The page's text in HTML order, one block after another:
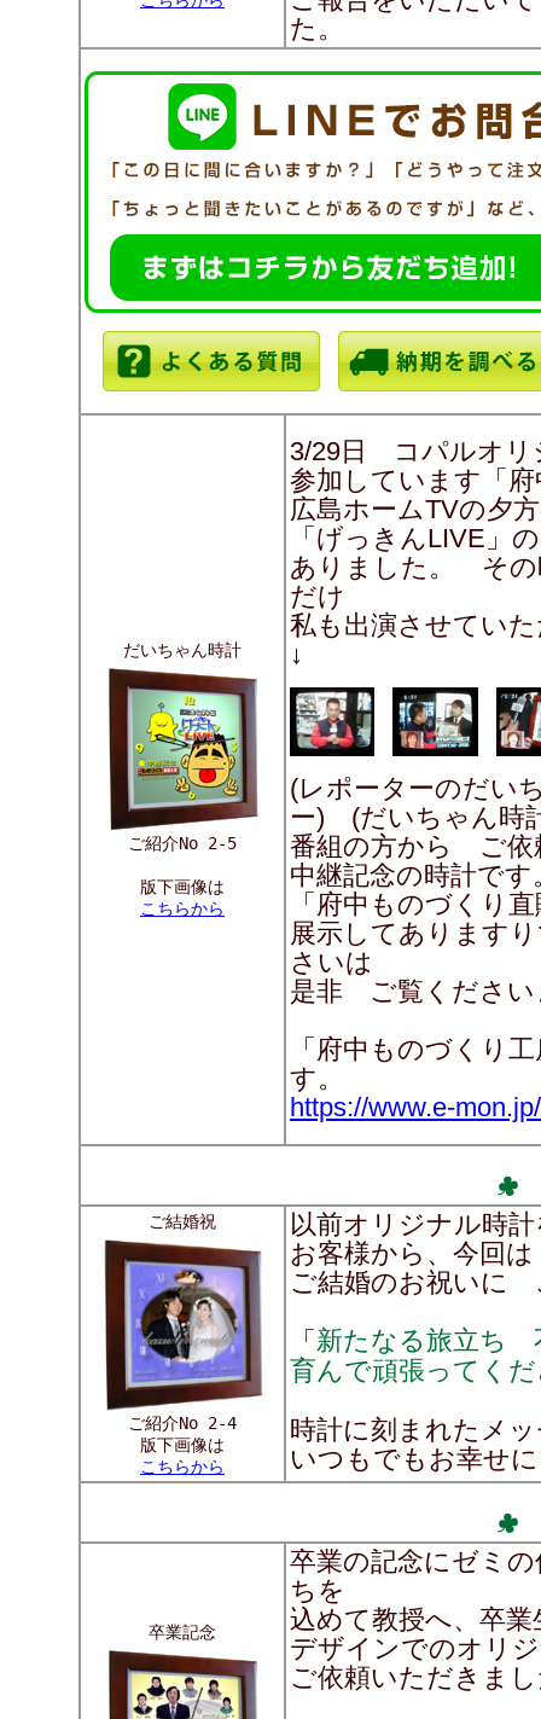
た。
だいちゃん時計
ご紹介No 2-5
版下画像は
こちらから
3/29日 コパルオリ
参加しています「
広島ホームTVの夕
「げっきんLIVE」
ありました。 そ
だけ
私も出演させてい
↓
(レポーターのだい
ー) (だいちゃん時
番組の方から ご依
中継記念の時計で
「府中ものづくり
展示してあります
さいは
是非 ご覧ください
「府中ものづくり
す。
https://www.e-
ご結婚祝
ご紹介No 2-4
版下画像は
こちらから
以前オリジナル時
お客様から、今回
ご結婚のお祝いに
「 新たなる旅立ち
育んで頑張ってく
時計に刻まれたメ
いつもでもお幸せ
卒業記念
卒業の記念にゼミ
ちを
込めて教授へ、卒
デザインでのオリ
ご依頼いただきま